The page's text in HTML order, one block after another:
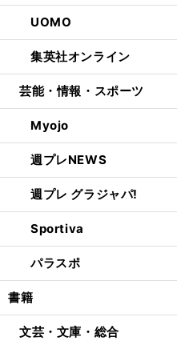
UOMO
集英社オンライン
芸能・情報・スポーツ
Myojo
週プレNEWS
週プレ グラジャパ!
Sportiva
パラスポ
書籍
文芸・文庫・総合